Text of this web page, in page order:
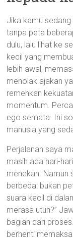
Jika kamu sedang
tanpa peta
dulu, lalu lihat ke
kecil yang
lebih awal,
menolak ajakan
remehkan
momentum.
ego semata. Ini
manusia yang
Perjalanan saya
masih ada hari-
menekan. Namun
berbeda: bukan
suara kecil di
merasa utuh?”
bagian dari
berhenti